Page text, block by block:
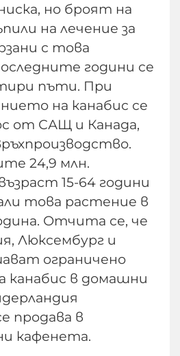
но броят на
на лечение за
с това
години се
пъти. При
на канабис се
от САЩ и Канада,
24,9 млн.
15-64 години
това растение в
Отчита се, че
Люксембург и
ограничено
канабис в домашни
продава в
кафенета.